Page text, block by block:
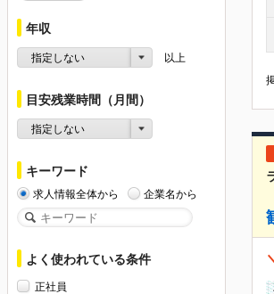
年収
指定しない 以上
目安残業時間（月間）
指定しない
キーワード
求人情報全体から 企業名から
よく使われている条件
正社員